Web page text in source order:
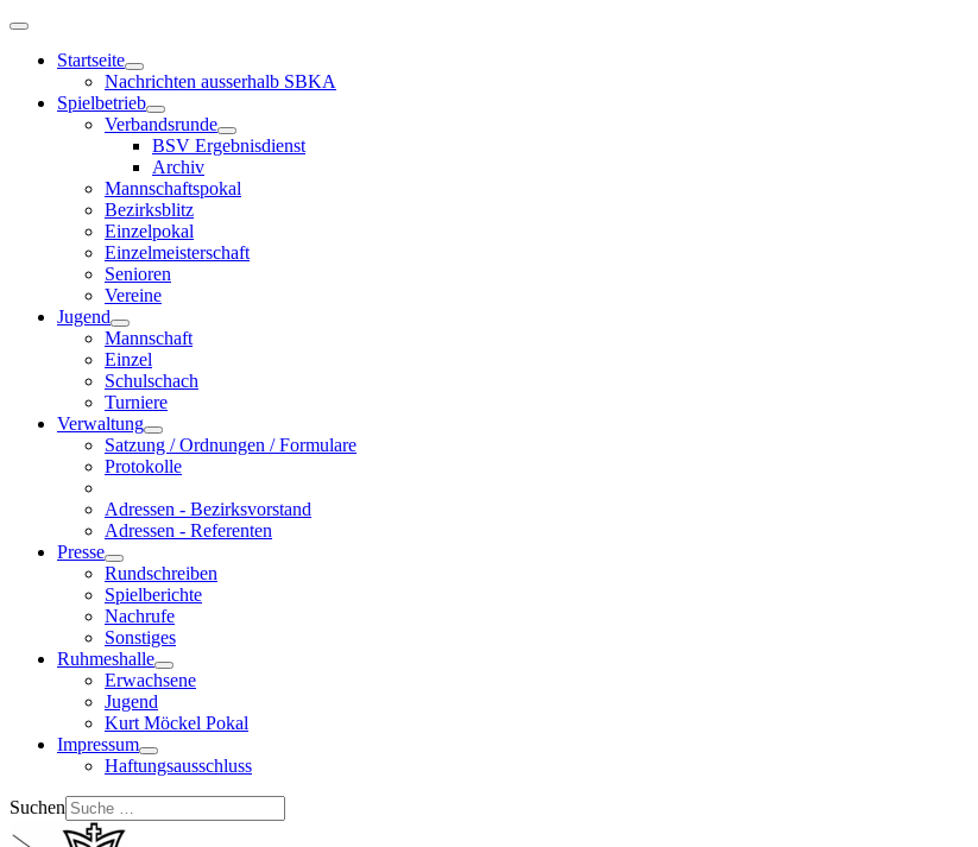
Startseite
Nachrichten ausserhalb SBKA
Spielbetrieb
Verbandsrunde
BSV Ergebnisdienst
Archiv
Mannschaftspokal
Bezirksblitz
Einzelpokal
Einzelmeisterschaft
Senioren
Vereine
Jugend
Mannschaft
Einzel
Schulschach
Turniere
Verwaltung
Satzung / Ordnungen / Formulare
Protokolle
Adressen - Bezirksvorstand
Adressen - Referenten
Presse
Rundschreiben
Spielberichte
Nachrufe
Sonstiges
Ruhmeshalle
Erwachsene
Jugend
Kurt Möckel Pokal
Impressum
Haftungsausschluss
Suchen